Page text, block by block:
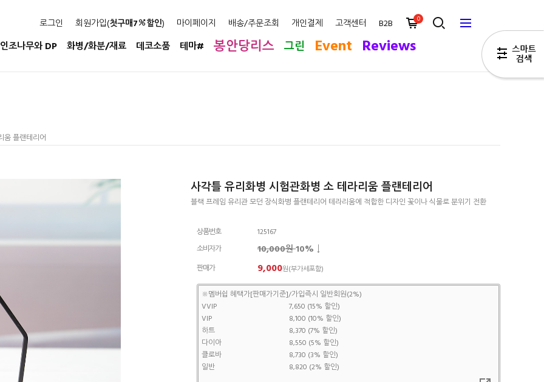
로그인 회원가입(첫구매7 할인) 마이페이지 배송/주문조회 개인결제 고객센터 B2B 0
인조나무와 DP 화병/화분/재료 데코소품 테마# 봉안당리스 그린 Event Reviews
움 플랜테리어
사각틀 유리화병 시험관화병 소 테라리움 플랜테리어
블랙 프레임 유리관 모던 장식화병 플랜테리어 테라리움에 적합한 디자인 꽃이나 식물로 분위기 전환
상품번호
125167
소비자가
10,000원10% ↓
판매가 9,000원(부가세포함)
※멤버쉽 혜택가[판매가기준]/가입즉시 일반회원(2%)
VVIP
7,650 (15% 할인)
VIP
8,100 (10% 할인)
하트
8,370 (7% 할인)
다이아
8,550 (5% 할인)
클로바
8,730 (3% 할인)
일반
8,820 (2% 할인)